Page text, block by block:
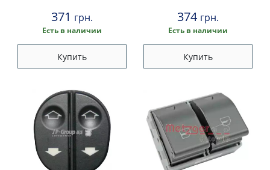
371 грн.
Есть в наличии
Купить
374 грн.
Есть в наличии
Купить